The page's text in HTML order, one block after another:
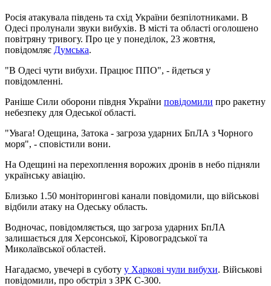
Росія атакувала південь та схід України безпілотниками. В
Одесі пролунали звуки вибухів. В місті та області оголошено
повітряну тривогу. Про це у понеділок, 23 жовтня,
повідомляє Думська.
"В Одесі чути вибухи. Працює ППО", - йдеться у
повідомленні.
Раніше Сили оборони півдня України повідомили про ракетну
небезпеку для Одеської області.
"Увага! Одещина, Затока - загроза ударних БпЛА з Чорного
моря", - сповістили вони.
На Одещині на перехоплення ворожих дронів в небо підняли
українську авіацію.
Близько 1.50 моніторингові канали повідомили, що військові
відбили атаку на Одеську область.
Водночас, повідомляється, що загроза ударних БпЛА
залишається для Херсонської, Кіровоградської та
Миколаївської областей.
Нагадаємо, увечері в суботу у Харкові чули вибухи. Військові
повідомили, про обстріл з ЗРК С-300.